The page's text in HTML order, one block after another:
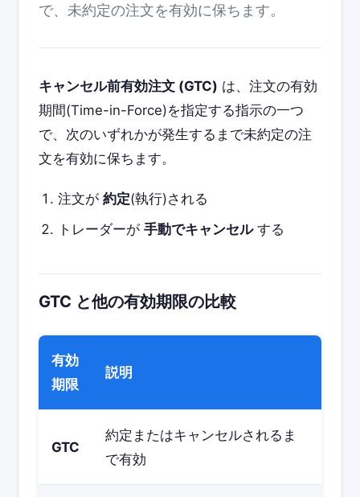
で、未約定の注文を有効に保ちます。
キャンセル前有効注文 (GTC) は、注文の有効
期間(Time-in-Force)を指定する指示の一つ
で、次のいずれかが発生するまで未約定の注
文を有効に保ちます。
注文が 約定(執行)される
トレーダーが 手動でキャンセルする
GTC と他の有効期限の比較
有効
期限
説明
GTC
約定またはキャンセルされるま
で有効